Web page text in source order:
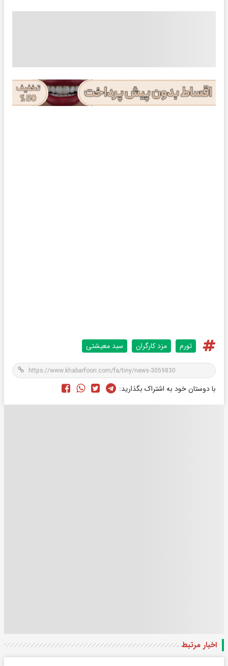
تورم مزد کارگران سبد معیشتی
با دوستان خود به اشتراک بگذارید:
اخبار مرتبط